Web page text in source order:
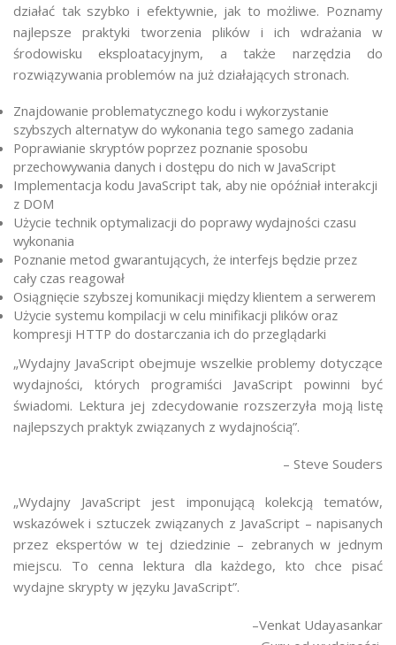
działać tak szybko i efektywnie, jak to możliwe. Poznamy
najlepsze praktyki tworzenia plików i ich wdrażania w
środowisku eksploatacyjnym, a także narzędzia do
rozwiązywania problemów na już działających stronach.
Znajdowanie problematycznego kodu i wykorzystanie
szybszych alternatyw do wykonania tego samego zadania
Poprawianie skryptów poprzez poznanie sposobu
przechowywania danych i dostępu do nich w JavaScript
Implementacja kodu JavaScript tak, aby nie opóźniał interakcji
z DOM
Użycie technik optymalizacji do poprawy wydajności czasu
wykonania
Poznanie metod gwarantujących, że interfejs będzie przez
cały czas reagował
Osiągnięcie szybszej komunikacji między klientem a serwerem
Użycie systemu kompilacji w celu minifikacji plików oraz
kompresji HTTP do dostarczania ich do przeglądarki
„Wydajny JavaScript obejmuje wszelkie problemy dotyczące
wydajności, których programiści JavaScript powinni być
świadomi. Lektura jej zdecydowanie rozszerzyła moją listę
najlepszych praktyk związanych z wydajnością”.
– Steve Souders
„Wydajny JavaScript jest imponującą kolekcją tematów,
wskazówek i sztuczek związanych z JavaScript – napisanych
przez ekspertów w tej dziedzinie – zebranych w jednym
miejscu. To cenna lektura dla każdego, kto chce pisać
wydajne skrypty w języku JavaScript”.
–Venkat Udayasankar